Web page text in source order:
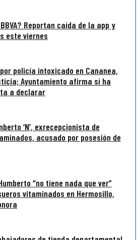
Reportan caída de la app y
este viernes
policía intoxicado en Cananea,
Ayuntamiento afirma sí ha
a declarar
‘N’, exrecepcionista de
acusado por posesión de
“no tiene nada que ver”
vitaminados en Hermosillo,